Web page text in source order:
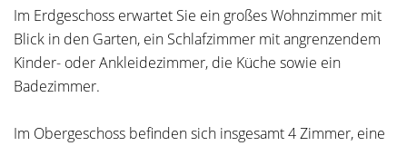
Im Erdgeschoss erwartet Sie ein großes Wohnzimmer mit
Blick in den Garten, ein Schlafzimmer mit angrenzendem
Kinder- oder Ankleidezimmer, die Küche sowie ein
Badezimmer.
Im Obergeschoss befinden sich insgesamt 4 Zimmer, eine